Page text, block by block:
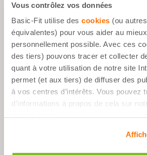
Vous contrôlez vos données
Basic-Fit utilise des cookies (ou
équivalentes) pour vous aider au
personnellement possible. Avec ces
des tiers) pouvons tracer et collecter
quant à votre utilisation de notre site
permet (et aux tiers) de diffuser des
à vos centres d’intérêts. Vous pouvez
d’informations à propos de cela sur
Starter Kit - 1 Mois
34,95 €